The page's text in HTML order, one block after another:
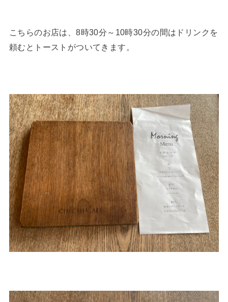
こちらのお店は、8時30分～10時30分の間はドリンクを
頼むとトーストがついてきます。